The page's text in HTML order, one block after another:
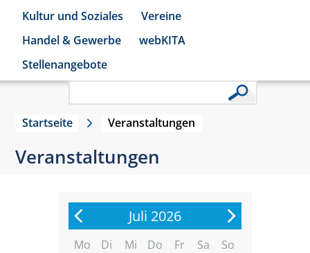
Kultur und Soziales
Vereine
Handel & Gewerbe
webKITA
Stellenangebote
Startseite Veranstaltungen
Veranstaltungen
Juli 2026
Mo Di Mi Do Fr Sa
So